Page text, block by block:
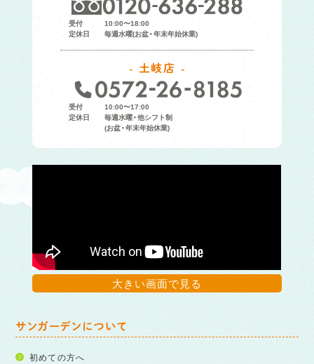
受付
10:00〜18:00
定休日
毎週水曜(お盆・年末年始休業)
土岐店
受付
10:00〜17:00
定休日
毎週水曜・他シフト制
(お盆・年末年始休業)
大きい画面で見る
サンガーデンについて
初めての方へ